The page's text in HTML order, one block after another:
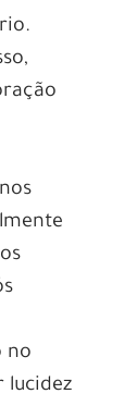
no
lucidez